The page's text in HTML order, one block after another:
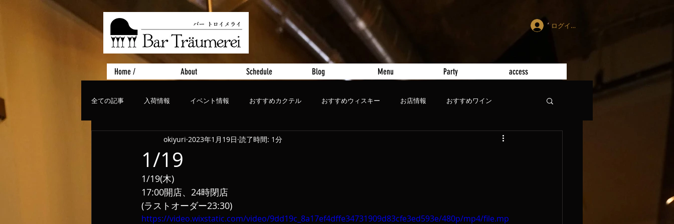
ログイン
Home / About Schedule Blog Menu Party access
全ての記事 入荷情報 イベント情報 おすすめカクテル おすすめウィスキー お店情報 おすすめワイン
ライブ、コンサート おすすめビール
1/19
okiyuri 2023年1月19日 読了時間: 1分
1/19(木)
17:00開店、24時閉店
(ラストオーダー23:30)
https://video.wixstatic.com/video/9dd19c_8a17ef4dffe34731909d83cfe3ed593e/480p/mp4/file.mp